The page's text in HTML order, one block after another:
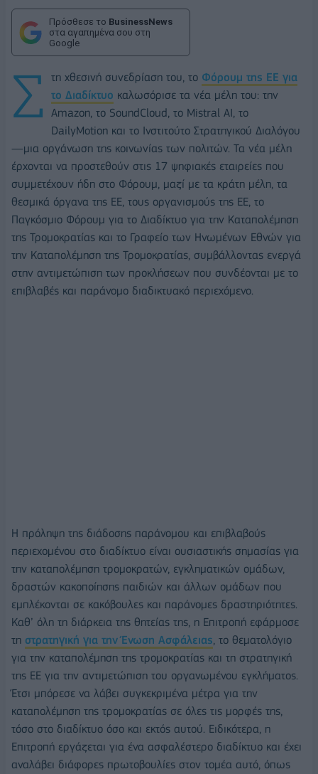
Πρόσθεσε το BusinessNews
στα αγαπημένα σου στη
Google
Σ τη χθεσινή συνεδρίαση του, το Φόρουμ της ΕΕ για
το Διαδίκτυο καλωσόρισε τα νέα μέλη του: την
Amazon, το SoundCloud, το Mistral AI, το
DailyMotion και το Ινστιτούτο Στρατηγικού Διαλόγου
—μια οργάνωση της κοινωνίας των πολιτών. Τα νέα μέλη
έρχονται να προστεθούν στις 17 ψηφιακές εταιρείες που
συμμετέχουν ήδη στο Φόρουμ, μαζί με τα κράτη μέλη, τα
θεσμικά όργανα της ΕΕ, τους οργανισμούς της ΕΕ, το
Παγκόσμιο Φόρουμ για το Διαδίκτυο για την Καταπολέμηση
της Τρομοκρατίας και το Γραφείο των Ηνωμένων Εθνών για
την Καταπολέμηση της Τρομοκρατίας, συμβάλλοντας ενεργά
στην αντιμετώπιση των προκλήσεων που συνδέονται με το
επιβλαβές και παράνομο διαδικτυακό περιεχόμενο.
Η πρόληψη της διάδοσης παράνομου και επιβλαβούς
περιεχομένου στο διαδίκτυο είναι ουσιαστικής σημασίας για
την καταπολέμηση τρομοκρατών, εγκληματικών ομάδων,
δραστών κακοποίησης παιδιών και άλλων ομάδων που
εμπλέκονται σε κακόβουλες και παράνομες δραστηριότητες.
Καθ’ όλη τη διάρκεια της θητείας της, η Επιτροπή εφάρμοσε
τη στρατηγική για την Ένωση Ασφάλειας , το θεματολόγιο
για την καταπολέμηση της τρομοκρατίας και τη στρατηγική
της ΕΕ για την αντιμετώπιση του οργανωμένου εγκλήματος.
Έτσι μπόρεσε να λάβει συγκεκριμένα μέτρα για την
καταπολέμηση της τρομοκρατίας σε όλες τις μορφές της,
τόσο στο διαδίκτυο όσο και εκτός αυτού. Ειδικότερα, η
Επιτροπή εργάζεται για ένα ασφαλέστερο διαδίκτυο και έχει
αναλάβει διάφορες πρωτοβουλίες στον τομέα αυτό, όπως